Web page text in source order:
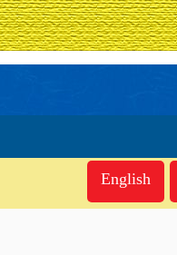
English